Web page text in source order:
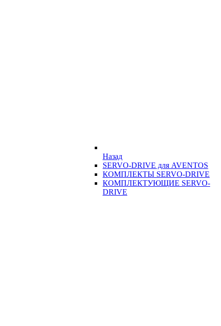
Назад
SERVO-DRIVE для AVENTOS
КОМПЛЕКТЫ SERVO-DRIVE
КОМПЛЕКТУЮЩИЕ SERVO-
DRIVE